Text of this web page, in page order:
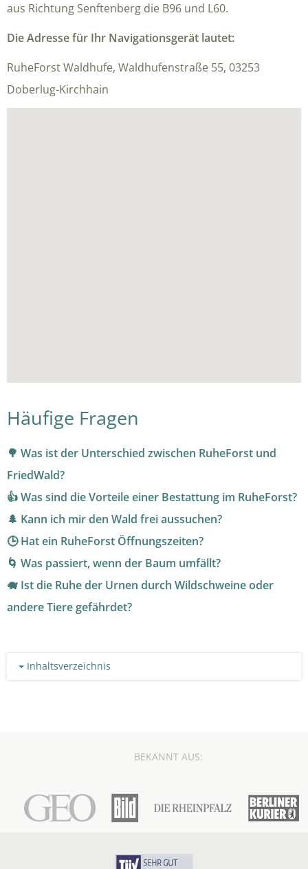
aus Richtung Senftenberg die B96 und L60.
Die Adresse für Ihr Navigationsgerät lautet:
RuheForst Waldhufe, Waldhufenstraße 55, 03253
Doberlug-Kirchhain
Häufige Fragen
🌳 Was ist der Unterschied zwischen RuheForst und
FriedWald?
👍 Was sind die Vorteile einer Bestattung im RuheForst?
🌲 Kann ich mir den Wald frei aussuchen?
🕒 Hat ein RuheForst Öffnungszeiten?
🌀 Was passiert, wenn der Baum umfällt?
🐗 Ist die Ruhe der Urnen durch Wildschweine oder
andere Tiere gefährdet?
Inhaltsverzeichnis
BEKANNT AUS: